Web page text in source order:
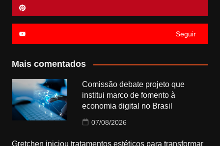
Seguir
Mais comentados
Comissão debate projeto que
institui marco de fomento à
economia digital no Brasil
07/08/2026
Gretchen iniciou tratamentos estéticos para transformar